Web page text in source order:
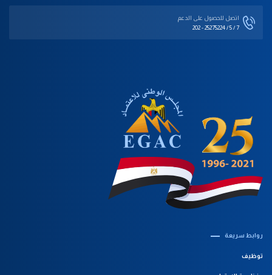
اتصل للحصول على الدعم‎
202 - 25275224 / 5 / 7
روابط سريعة‎
توظيف